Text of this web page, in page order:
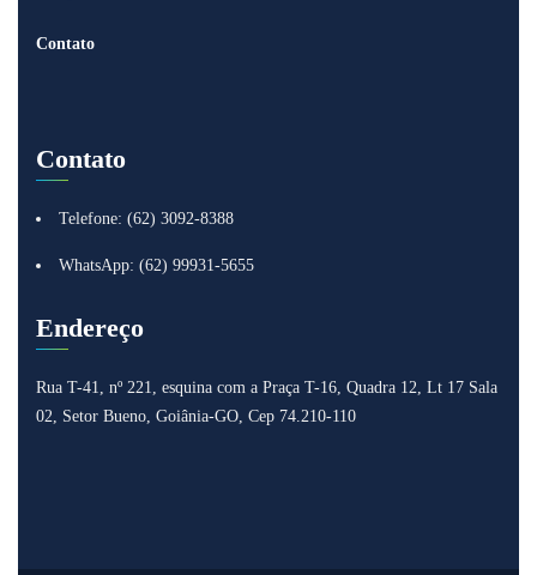
Contato
Contato
Telefone: (62) 3092-8388
WhatsApp: (62) 99931-5655
Endereço
Rua T-41, nº 221, esquina com a Praça T-16, Quadra 12, Lt 17 Sala
02, Setor Bueno, Goiânia-GO, Cep 74.210-110